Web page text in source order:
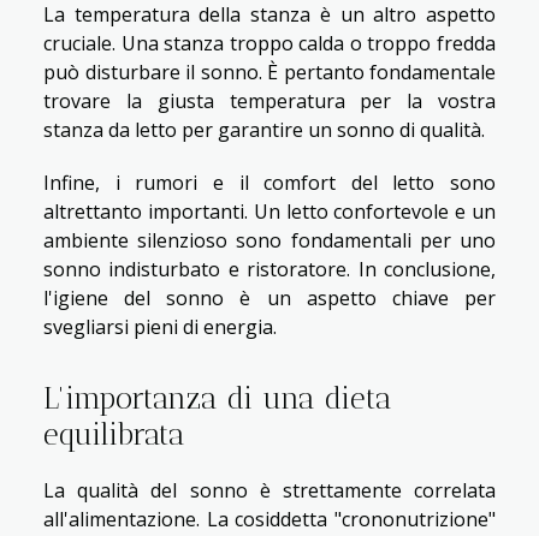
La temperatura della stanza è un altro aspetto
cruciale. Una stanza troppo calda o troppo fredda
può disturbare il sonno. È pertanto fondamentale
trovare la giusta temperatura per la vostra
stanza da letto per garantire un sonno di qualità.
Infine, i rumori e il comfort del letto sono
altrettanto importanti. Un letto confortevole e un
ambiente silenzioso sono fondamentali per uno
sonno indisturbato e ristoratore. In conclusione,
l'igiene del sonno è un aspetto chiave per
svegliarsi pieni di energia.
L'importanza di una dieta
equilibrata
La qualità del sonno è strettamente correlata
all'alimentazione. La cosiddetta "crononutrizione"